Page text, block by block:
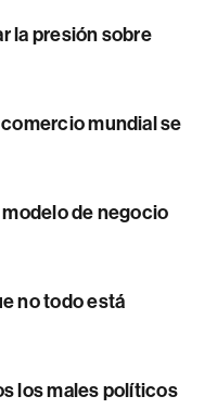
la presión sobre
mundial se
de negocio
no todo está
los males políticos